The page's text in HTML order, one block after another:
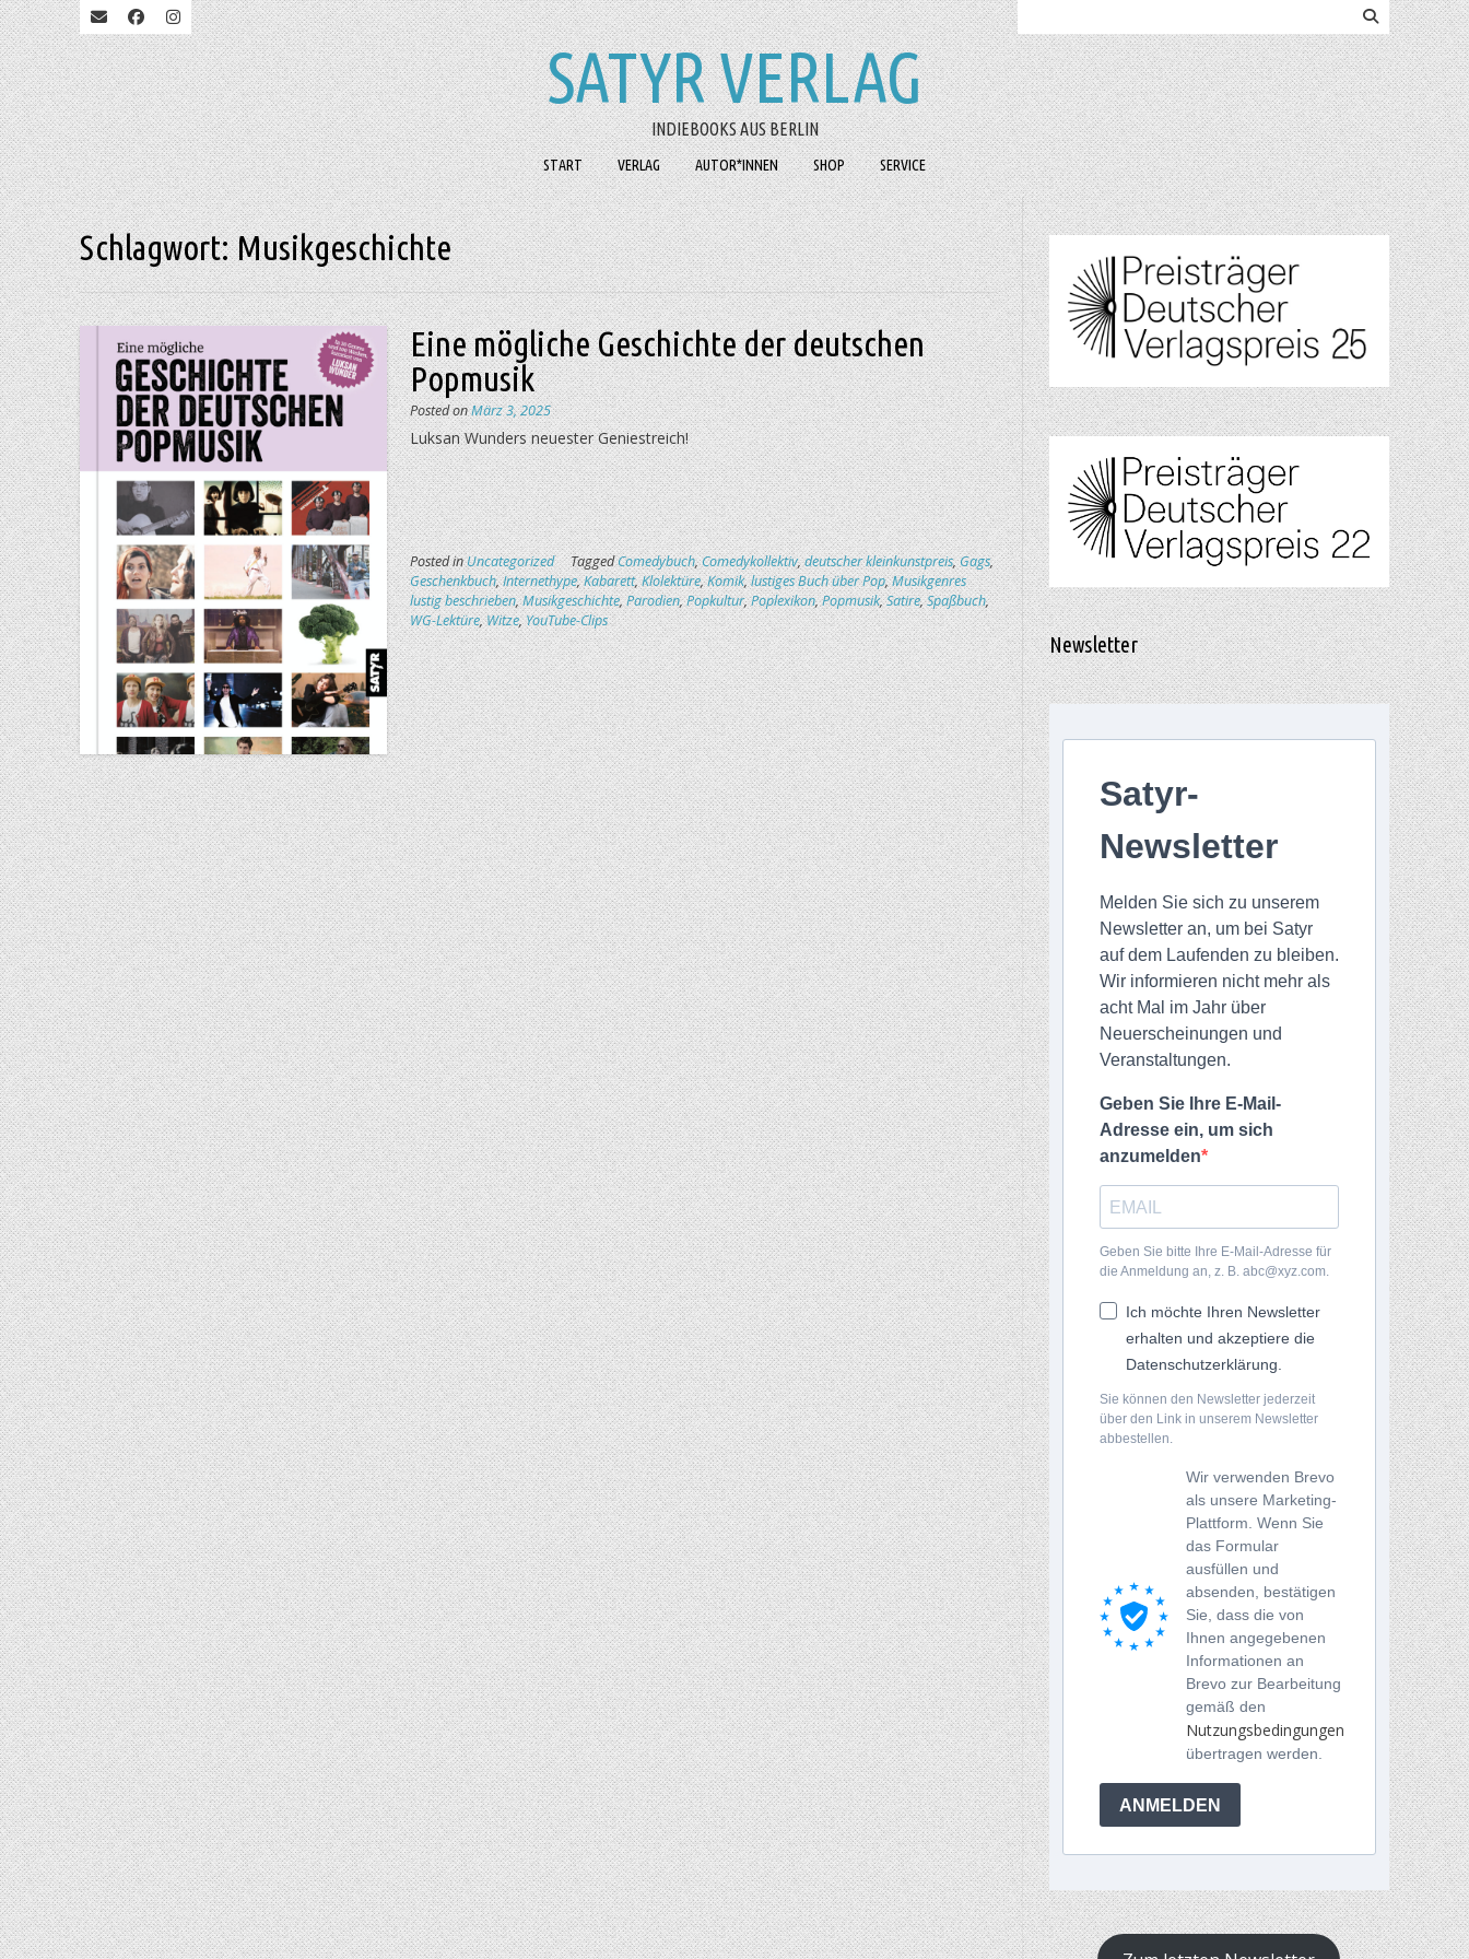
SATYR VERLAG
INDIEBOOKS AUS BERLIN
START VERLAG AUTOR*INNEN SHOP SERVICE
Schlagwort:Musikgeschichte
Eine mögliche Geschichte der deutschen
Popmusik
Posted onMärz 3, 2025
Luksan Wunders neuester Geniestreich!
Posted inUncategorized TaggedComedybuch,Comedykollektiv,deutscher kleinkunstpreis,Gags,
Geschenkbuch,Internethype,Kabarett,Klolektüre,Komik,lustiges Buch über Pop,Musikgenres
lustig beschrieben,Musikgeschichte,Parodien,Popkultur,Poplexikon,Popmusik,Satire,Spaßbuch,
WG-Lektüre,Witze,YouTube-Clips
Newsletter
Satyr-
Newsletter
Melden Sie sich zu unserem
Newsletter an, um bei Satyr
auf dem Laufenden zu bleiben.
Wir informieren nicht mehr als
acht Mal im Jahr über
Neuerscheinungen und
Veranstaltungen.
Geben Sie Ihre E-Mail-
Adresse ein, um sich
anzumelden
Geben Sie bitte Ihre E-Mail-Adresse für
die Anmeldung an, z. B. abc@xyz.com.
Ich möchte Ihren Newsletter
erhalten und akzeptiere die
Datenschutzerklärung.
Sie können den Newsletter jederzeit
über den Link in unserem Newsletter
abbestellen.
Wir verwenden Brevo
als unsere Marketing-
Plattform. Wenn Sie
das Formular
ausfüllen und
absenden, bestätigen
Sie, dass die von
Ihnen angegebenen
Informationen an
Brevo zur Bearbeitung
gemäß den
Nutzungsbedingungen
übertragen werden.
ANMELDEN